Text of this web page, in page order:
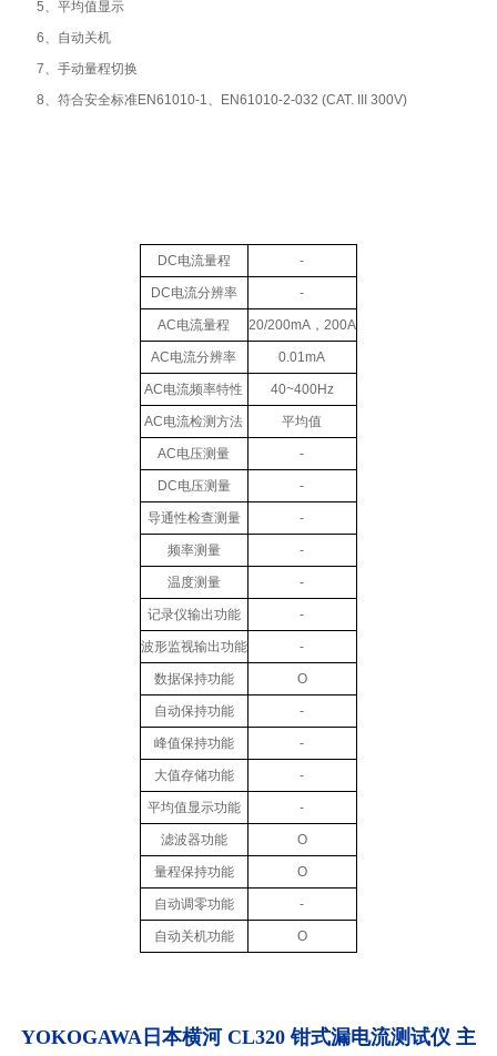
5、平均值显示
6、自动关机
7、手动量程切换
8、符合安全标准EN61010-1、EN61010-2-032 (CAT. III 300V)
DC电流量程 -
DC电流分辨率 -
AC电流量程 20/200mA， 200A
AC电流分辨率 0.01mA
AC电流频率特性 40~400Hz
AC电流检测方法 平均值
AC电压测量 -
DC电压测量 -
导通性检查测量 -
频率测量 -
温度测量 -
记录仪输出功能 -
波形监视输出功能 -
数据保持功能 O
自动保持功能 -
峰值保持功能 -
大值存储功能 -
平均值显示功能 -
滤波器功能 O
量程保持功能 O
自动调零功能 -
自动关机功能 O
YOKOGAWA日本横河 CL320 钳式漏电流测试仪 主